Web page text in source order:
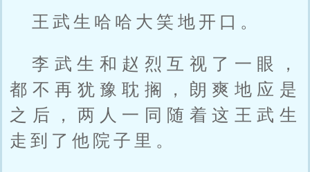
王武生哈哈大笑地开口。
李武生和赵烈互视了一眼，
都不再犹豫耽搁，朗爽地应是
之后，两人一同随着这王武生
走到了他院子里。